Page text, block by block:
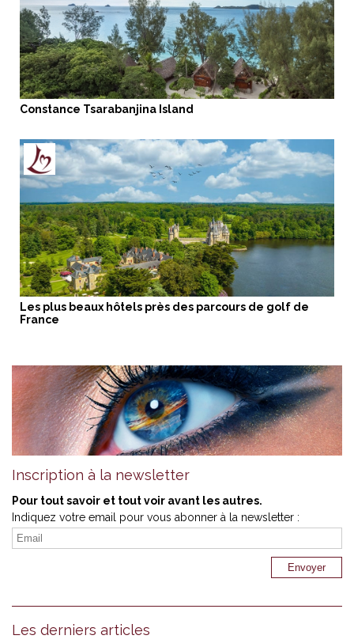
Constance Tsarabanjina Island
Les plus beaux hôtels près des parcours de golf de
France
Inscription à la newsletter
Pour tout savoir et tout voir avant les autres.
Indiquez votre email pour vous abonner à la newsletter :
Les derniers articles